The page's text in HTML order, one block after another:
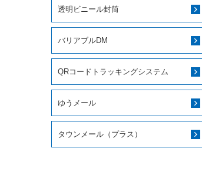
透明ビニール封筒
バリアブルDM
QRコードトラッキングシステム
ゆうメール
タウンメール（プラス）